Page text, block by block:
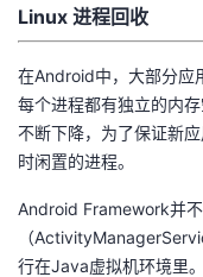
者
我
的
客
我
论
的
我
发
者
学
我
Programs
的
支
持
的
我
Linux 进程回收
在Android中，大部分应
每个进程都有独立的内
不断下降，为了保证新
时闲置的进程。
Android Framework并
（
行在Java虚拟机环境里